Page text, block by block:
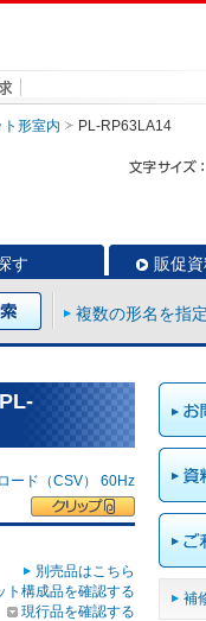
形室内 PL-RP63LA14
す 販促
複数の形名を指
ード（CSV） 60Hz
別売品はこちら
ト構成品を確認する
現行品を確認する
補